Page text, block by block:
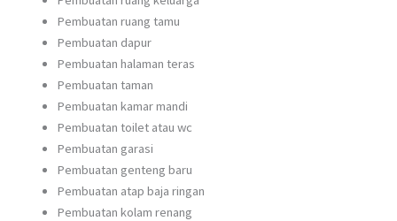
Pembuatan ruang tamu
Pembuatan dapur
Pembuatan halaman teras
Pembuatan taman
Pembuatan kamar mandi
Pembuatan toilet atau wc
Pembuatan garasi
Pembuatan genteng baru
Pembuatan atap baja ringan
Pembuatan kolam renang